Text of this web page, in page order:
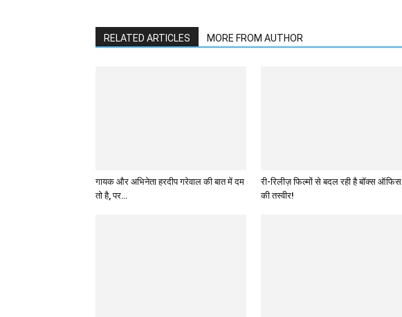
RELATED ARTICLES MORE FROM AUTHOR
गायक और अभिनेता हरदीप गरेवाल की बात में दम
तो है, पर…
री-रिलीज़ फिल्मों से बदल रही है बॉक्स ऑफिस
की तस्वीर!